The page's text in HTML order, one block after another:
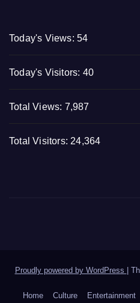
Today's Views: 54
Today's Visitors: 40
Total Views: 7,987
Total Visitors: 24,364
Proudly powered by WordPress
Home Culture Entertainment